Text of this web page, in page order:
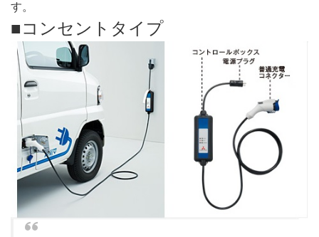
す。
■コンセントタイプ